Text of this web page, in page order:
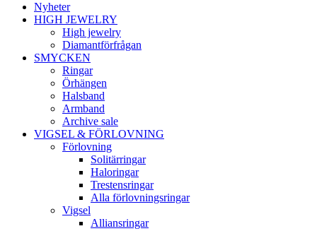
Nyheter
HIGH JEWELRY
High jewelry
Diamantförfrågan
SMYCKEN
Ringar
Örhängen
Halsband
Armband
Archive sale
VIGSEL & FÖRLOVNING
Förlovning
Solitärringar
Haloringar
Trestensringar
Alla förlovningsringar
Vigsel
Alliansringar